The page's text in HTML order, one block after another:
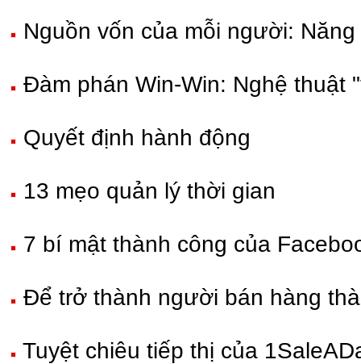
Nguồn vốn của mỗi người:
Đàm phán Win-Win: Nghệ thuật
Quyết định hành động
13 mẹo quản lý thời gian
7 bí mật thành công của
Để trở thành người bán hàng
Tuyệt chiêu tiếp thị của